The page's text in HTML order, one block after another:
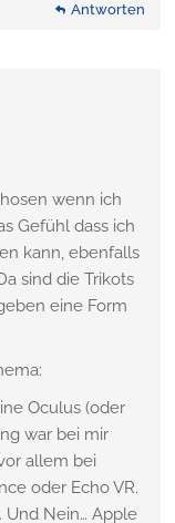
Antworten
wenn ich
Gefühl dass ich
kann, ebenfalls
sind die Trikots
eine Form
Oculus (oder
war bei mir
allem bei
oder Echo VR.
Und Nein… Apple